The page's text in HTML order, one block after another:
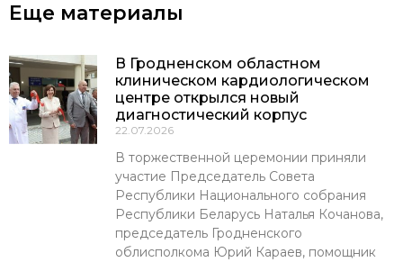
Еще материалы
В Гродненском областном
клиническом кардиологическом
центре открылся новый
диагностический корпус
22.07.2026
В торжественной церемонии приняли
участие Председатель Совета
Республики Национального собрания
Республики Беларусь Наталья Кочанова,
председатель Гродненского
облисполкома Юрий Караев, помощник